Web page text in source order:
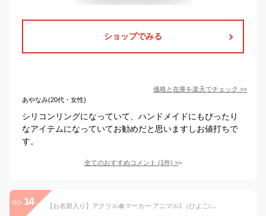
ショップでみる
価格と在庫を楽天でチェック >>
あやなみ(20代・女性)
シリコンリングになっていて、ハンドメイドにもぴったり
なアイテムになっていてお勧めだと思いますしお値打ちで
す。
全てのおすすめコメント (1件) >
no. 14 【お名前入り】アクリル傘マーカー アニマル1（ひよこ/うさぎ/パンダ/ライオン/ぞう/かえる/いぬ/ねこ/くま/コアラ）アンブレラマーカー ネームプレート 名札 なまえ 名入れ 名入り 目印 チャーム マーク シリコン リング 傘 かさ レイングッズ 入園準備 入園グッズ